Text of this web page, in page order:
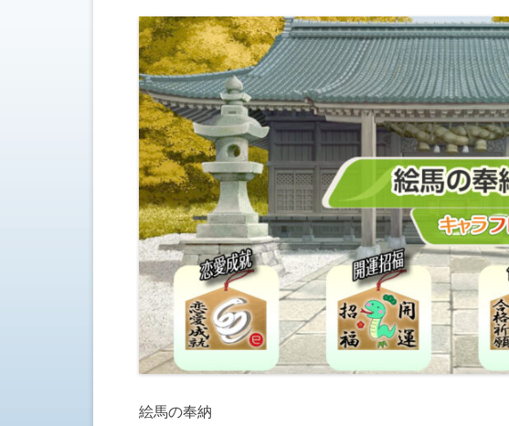
絵馬の奉納